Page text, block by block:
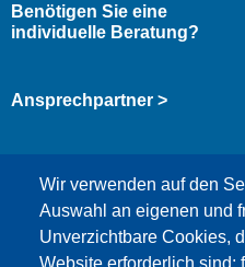
Wir verwenden auf den
Auswahl an eigenen und
Unverzichtbare Cookies,
Benötigen Sie eine
individuelle Beratung?
Ansprechpartner >